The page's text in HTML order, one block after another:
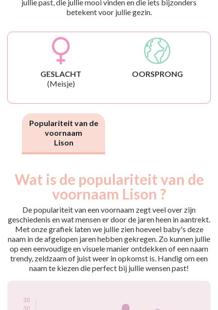
jullie past, die jullie mooi vinden en die iets bijzonders
betekent voor jullie gezin.
GESLACHT
(Meisje)
OORSPRONG
Populariteit van de
voornaam
Lison
Wat is de populariteit van de
voornaam Lison ?
De populariteit van een voornaam zegt veel over zijn
geschiedenis en wat mensen er door de jaren heen in aantrekt.
Met onze grafiek laten we jullie zien hoeveel baby's deze
naam in de afgelopen jaren hebben gekregen. Zo kunnen jullie
op een eenvoudige en visuele manier ontdekken of een naam
trendy, zeldzaam of juist weer in opkomst is. Handig om een
naam te kiezen die perfect bij jullie wensen past!
Année
Nouveaux-
nés
2010
18
2011
15
2012
26
2013
25
2014
24
2015
26
25
2019